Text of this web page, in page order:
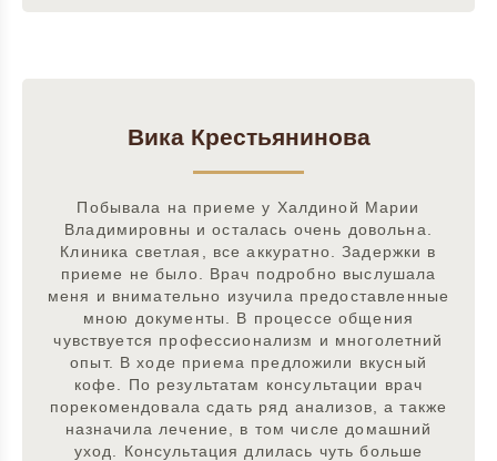
Вика Крестьянинова
Побывала на приеме у Халдиной Марии
Владимировны и осталась очень довольна.
Клиника светлая, все аккуратно. Задержки в
приеме не было. Врач подробно выслушала
меня и внимательно изучила предоставленные
мною документы. В процессе общения
чувствуется профессионализм и многолетний
опыт. В ходе приема предложили вкусный
кофе. По результатам консультации врач
порекомендовала сдать ряд анализов, а также
назначила лечение, в том числе домашний
уход. Консультация длилась чуть больше